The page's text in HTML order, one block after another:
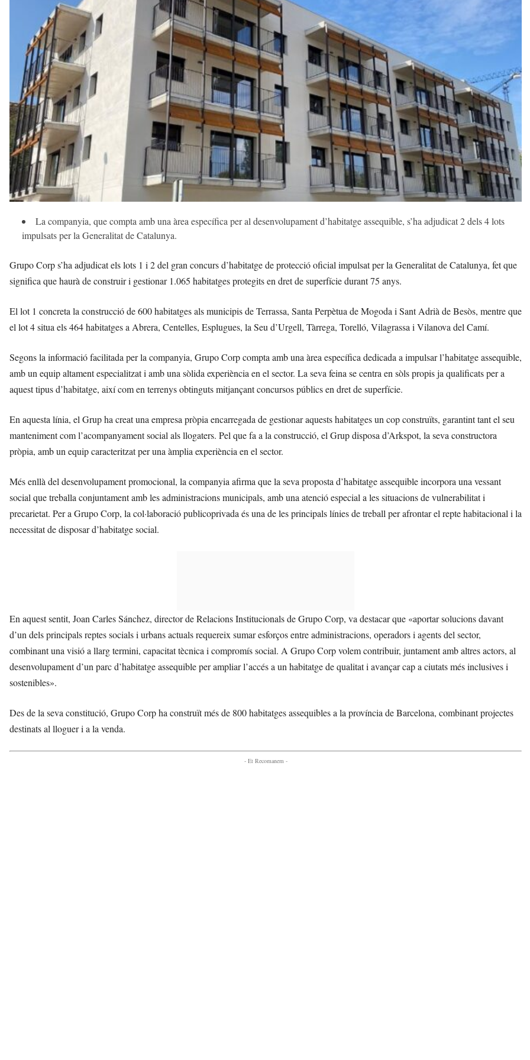
La companyia, que compta amb una àrea específica per al desenvolupament d’habitatge assequible, s’ha adjudicat 2 dels 4 lots
impulsats per la Generalitat de Catalunya.
Grupo Corp s’ha adjudicat els lots 1 i 2 del gran concurs d’habitatge de protecció oficial impulsat per la Generalitat de Catalunya, fet que
significa que haurà de construir i gestionar 1.065 habitatges protegits en dret de superfície durant 75 anys.
El lot 1 concreta la construcció de 600 habitatges als municipis de Terrassa, Santa Perpètua de Mogoda i Sant Adrià de Besòs, mentre que
el lot 4 situa els 464 habitatges a Abrera, Centelles, Esplugues, la Seu d’Urgell, Tàrrega, Torelló, Vilagrassa i Vilanova del Camí.
Segons la informació facilitada per la companyia, Grupo Corp compta amb una àrea específica dedicada a impulsar l’habitatge assequible,
amb un equip altament especialitzat i amb una sòlida experiència en el sector. La seva feina se centra en sòls propis ja qualificats per a
aquest tipus d’habitatge, així com en terrenys obtinguts mitjançant concursos públics en dret de superfície.
En aquesta línia, el Grup ha creat una empresa pròpia encarregada de gestionar aquests habitatges un cop construïts, garantint tant el seu
manteniment com l’acompanyament social als llogaters. Pel que fa a la construcció, el Grup disposa d’Arkspot, la seva constructora
pròpia, amb un equip caracteritzat per una àmplia experiència en el sector.
Més enllà del desenvolupament promocional, la companyia afirma que la seva proposta d’habitatge assequible incorpora una vessant
social que treballa conjuntament amb les administracions municipals, amb una atenció especial a les situacions de vulnerabilitat i
precarietat. Per a Grupo Corp, la col·laboració publicoprivada és una de les principals línies de treball per afrontar el repte habitacional i la
necessitat de disposar d’habitatge social.
En aquest sentit, Joan Carles Sánchez, director de Relacions Institucionals de Grupo Corp, va destacar que «aportar solucions davant
d’un dels principals reptes socials i urbans actuals requereix sumar esforços entre administracions, operadors i agents del sector,
combinant una visió a llarg termini, capacitat tècnica i compromís social. A Grupo Corp volem contribuir, juntament amb altres actors, al
desenvolupament d’un parc d’habitatge assequible per ampliar l’accés a un habitatge de qualitat i avançar cap a ciutats més inclusives i
sostenibles».
Des de la seva constitució, Grupo Corp ha construït més de 800 habitatges assequibles a la província de Barcelona, combinant projectes
destinats al lloguer i a la venda.
- Et Recomanem -